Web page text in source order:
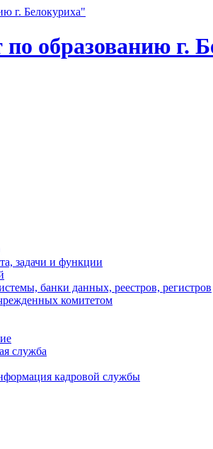
образованию г.
задачи и функции
банки данных, реестров, регистров
комитетом
служба
кадровой службы